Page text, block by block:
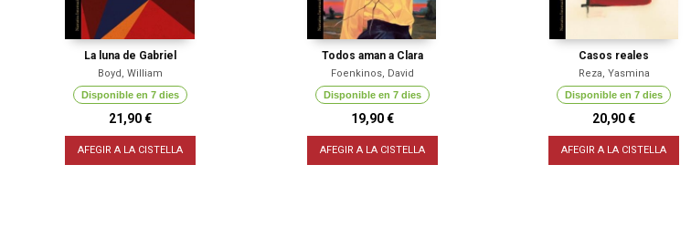
La luna de Gabriel
Boyd, William
Disponible en 7 dies
21,90 €
AFEGIR A LA CISTELLA
Todos aman a Clara
Foenkinos, David
Disponible en 7 dies
19,90 €
AFEGIR A LA CISTELLA
Casos reales
Reza, Yasmina
Disponible en 7 dies
20,90 €
AFEGIR A LA CISTELLA